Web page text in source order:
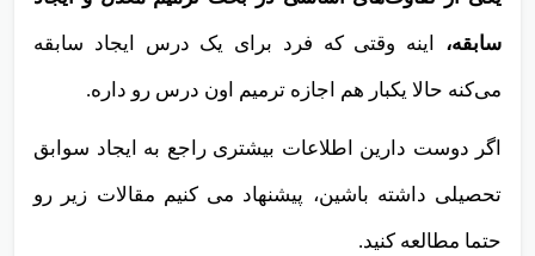
سابقه، اینه وقتی که فرد برای یک درس ایجاد سابقه
می‌کنه حالا یکبار هم اجازه ترمیم اون درس رو داره.
اگر دوست دارین اطلاعات بیشتری راجع به ایجاد سوابق
تحصیلی داشته باشین، پیشنهاد می کنیم مقالات زیر رو
حتما مطالعه کنید.